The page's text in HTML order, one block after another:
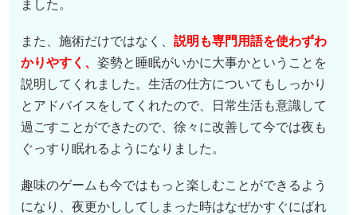
ました。
また、施術だけではなく、 説明も専門用語を使わずわ
かりやすく、 姿勢と睡眠がいかに大事かということを
説明してくれました。生活の仕方についてもしっかり
とアドバイスをしてくれたので、日常生活も意識して
過ごすことができたので、徐々に改善して今では夜も
ぐっすり眠れるようになりました。
趣味のゲームも今ではもっと楽しむことができるよう
になり、夜更かししてしまった時はなぜかすぐにばれ